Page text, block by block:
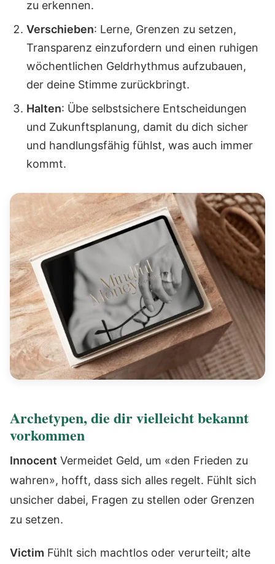
zu erkennen.
Verschieben: Lerne, Grenzen zu setzen,
Transparenz einzufordern und einen ruhigen
wöchentlichen Geldrhythmus aufzubauen,
der deine Stimme zurückbringt.
Halten: Übe selbstsichere Entscheidungen
und Zukunftsplanung, damit du dich sicher
und handlungsfähig fühlst, was auch immer
kommt.
Archetypen, die dir vielleicht bekannt
vorkommen
Innocent Vermeidet Geld, um «den Frieden zu
wahren», hofft, dass sich alles regelt. Fühlt sich
unsicher dabei, Fragen zu stellen oder Grenzen
zu setzen.
Victim Fühlt sich machtlos oder verurteilt; alte